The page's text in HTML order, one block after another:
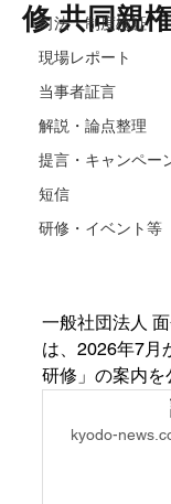
司法・制度検証
現場レポート
当事者証言
解説・論点整理
提言・キャンペー
短信
研修・イベント等
修 共同親
一般社団法人
は、2026年7月
研修」の案内を
kyodo-